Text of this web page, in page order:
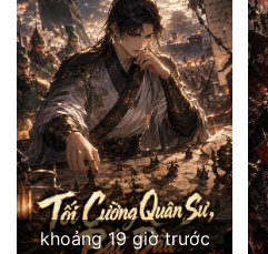
khoảng 19 giờ trước